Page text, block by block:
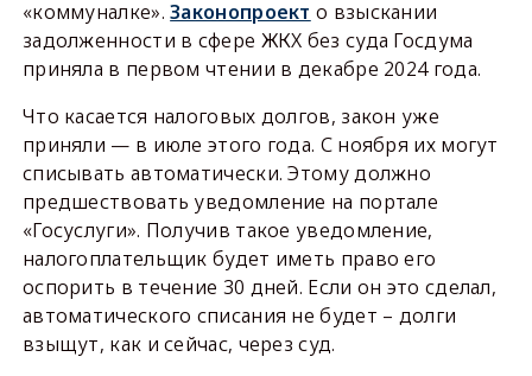
«коммуналке».Законопроект о взыскании
задолженности в сфере ЖКХ без суда Госдума
приняла в первом чтении в декабре 2024 года.
Что касается налоговых долгов, закон уже
приняли — в июле этого года. С ноября их могут
списывать автоматически. Этому должно
предшествовать уведомление на портале
«Госуслуги». Получив такое уведомление,
налогоплательщик будет иметь право его
оспорить в течение 30 дней. Если он это сделал,
автоматического списания не будет – долги
взыщут, как и сейчас, через суд.